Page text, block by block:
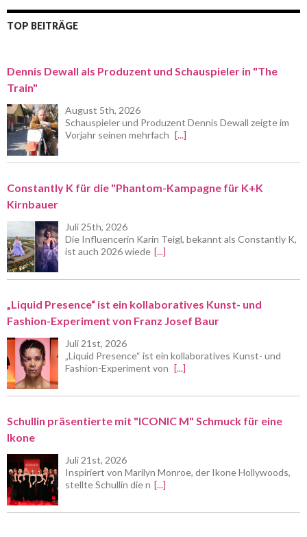
TOP BEITRÄGE
Dennis Dewall als Produzent und Schauspieler in "The
Train"
August 5th, 2026
Schauspieler und Produzent Dennis Dewall zeigte im
Vorjahr seinen mehrfach [...]
Constantly K für die "Phantom-Kampagne für K+K
Kirnbauer
Juli 25th, 2026
Die Influencerin Karin Teigl, bekannt als Constantly K,
ist auch 2026 wiede [...]
„Liquid Presence“ ist ein kollaboratives Kunst- und
Fashion-Experiment von Franz Josef Baur
Juli 21st, 2026
„Liquid Presence“ ist ein kollaboratives Kunst- und
Fashion-Experiment von [...]
Schullin präsentierte mit "ICONIC M" Schmuck für eine
Ikone
Juli 21st, 2026
Inspiriert von Marilyn Monroe, der Ikone Hollywoods,
stellte Schullin die n [...]